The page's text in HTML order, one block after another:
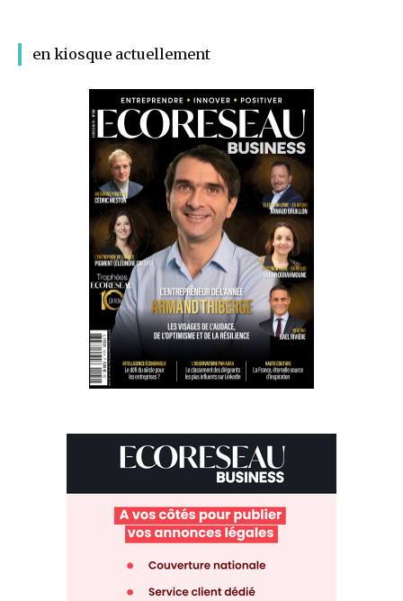
en kiosque actuellement